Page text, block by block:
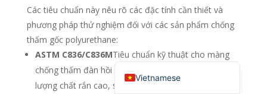
Các tiêu chuẩn này nêu rõ các đặc tính cần thiết và
phương pháp thử nghiệm đối với các sản phẩm chống
thấm gốc polyurethane:
ASTM C836/C836MTiêu chuẩn kỹ thuật cho màng
chống thấm đàn hồi dạng lỏng thi công nguội có hàm
lượng chất rắn cao, sử dụng với lớp phủ bề mặt
Vietnamese
English (United States)
Japanese